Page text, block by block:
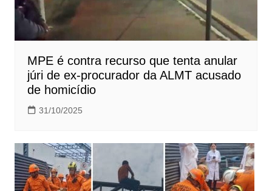
MPE é contra recurso que tenta anular
júri de ex-procurador da ALMT acusado
de homicídio
31/10/2025